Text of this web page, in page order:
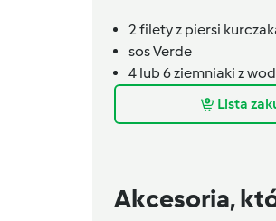
2filety z piersi
sos Verde
4 lub 6ziemniaki z
Lista
Akcesoria,